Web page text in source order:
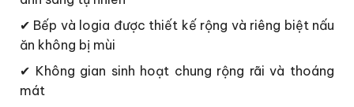
✔ Bếp và logia được thiết kế rộng và riêng biệt nấu
ăn không bị mùi
✔ Không gian sinh hoạt chung rộng rãi và thoáng
mát